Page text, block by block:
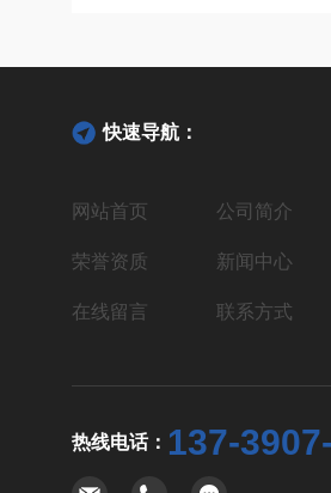
快速导航：
网站首页 公司简介
荣誉资质 新闻中心
在线留言 联系方式
热线电话： 137-